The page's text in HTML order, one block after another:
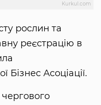
Kurkul.com
рослин та
реєстрацію в
Бізнес Асоціації.
чергового